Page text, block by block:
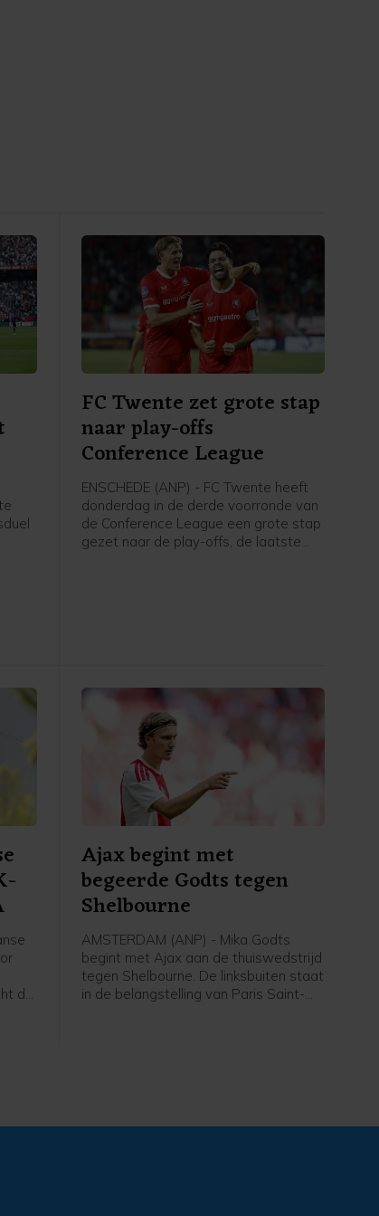
FC Twente zet grote stap
naar play-offs
Conference League
ENSCHEDE (ANP) - FC Twente heeft
donderdag in de derde voorronde van
de Conference League een grote stap
gezet naar de play-offs, de laatste
de
Ajax begint met
begeerde Godts tegen
Shelbourne
AMSTERDAM (ANP) - Mika Godts
begint met Ajax aan de thuiswedstrijd
tegen Shelbourne. De linksbuiten staat
in de belangstelling van Paris Saint-